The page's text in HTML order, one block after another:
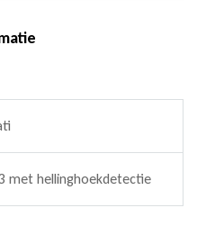
met hellinghoekdetectie